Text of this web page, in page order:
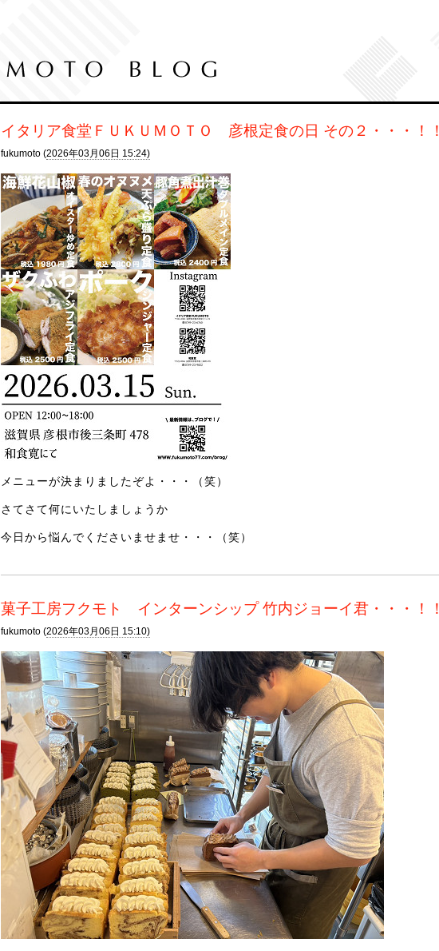
イタリア食堂ＦＵＫＵＭＯＴＯ 彦根定食の日 その２・・・！！
fukumoto (2026年03月06日 15:24)
メニューが決まりましたぞよ・・・（笑）
さてさて何にいたしましょうか
今日から悩んでくださいませませ・・・（笑）
菓子工房フクモト インターンシップ 竹内ジョーイ君・・・！！
fukumoto (2026年03月06日 15:10)